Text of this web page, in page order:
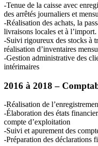
-Tenue de la caisse avec
des arrêtés journaliers et
-Réalisation des achats, la
livraisons locales et à l’import.
-Suivi rigoureux des stocks à
réalisation d’inventaires
-Gestion administrative des
intérimaires
2016 à 2018 –
-Réalisation de
-Élaboration des états
compte d’exploitation
-Suivi et apurement des
-Préparation des déclarations